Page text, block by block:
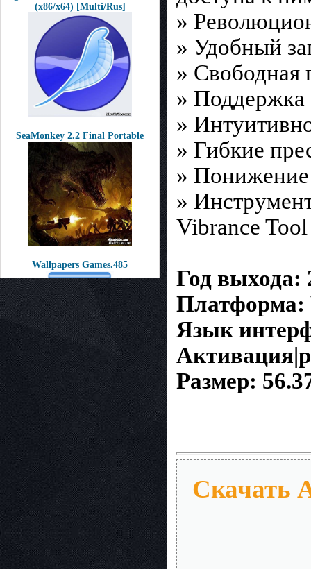
(x86/x64) [Multi/Rus]
SeaMonkey 2.2 Final Portable
Wallpapers Games.485
»
» Удобный
» Свободная
» Поддержка
»
» Гибкие
»
»
Vibrance Tool
Год выхода:
Платформа:
Язык
Размер:
Скачать